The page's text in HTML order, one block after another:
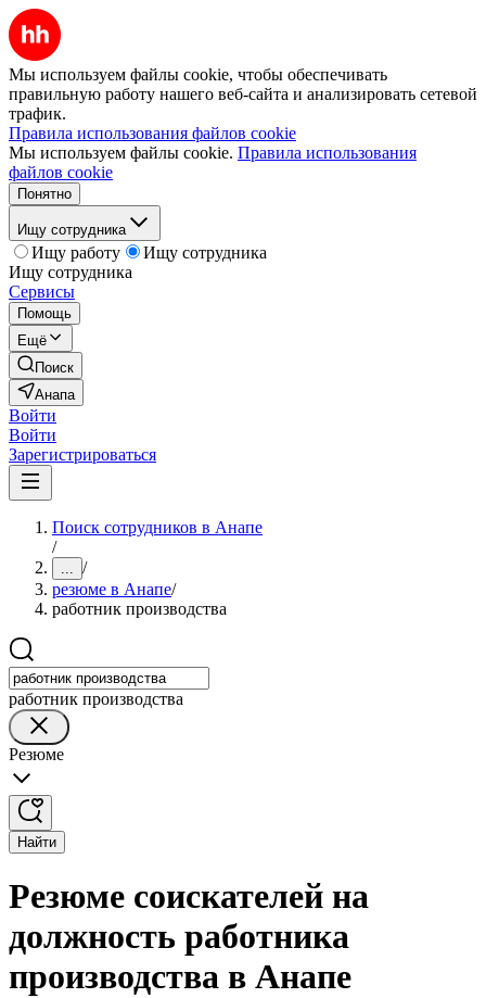
Мы используем файлы cookie, чтобы обеспечивать
правильную работу нашего веб-сайта и анализировать сетевой
трафик.
Правила использования файлов cookie
Мы используем файлы cookie. Правила использования
файлов cookie
Понятно
Ищу сотрудника
Ищу работу
Ищу сотрудника
Ищу сотрудника
Сервисы
Помощь
Ещё
Поиск
Анапа
Войти
Войти
Зарегистрироваться
Поиск сотрудников в Анапе
/
... /
резюме в Анапе/
работник производства
работник производства
Резюме
Найти
Резюме соискателей на
должность работника
производства в Анапе